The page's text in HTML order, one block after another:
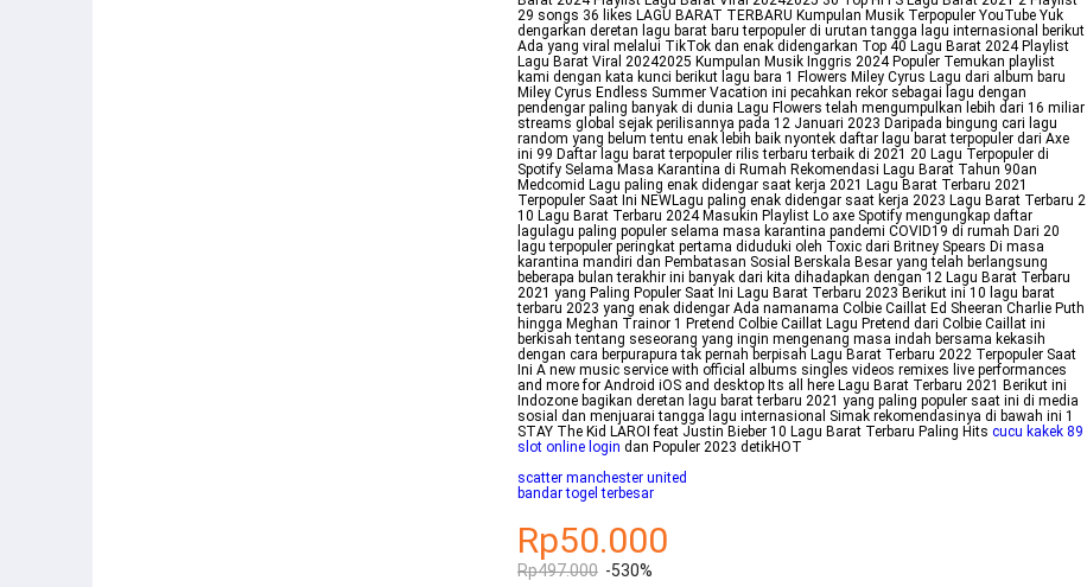
29 songs 36 likes LAGU BARAT TERBARU Kumpulan Musik Terpopuler YouTube Yuk
dengarkan deretan lagu barat baru terpopuler di urutan tangga lagu internasional berikut
Ada yang viral melalui TikTok dan enak didengarkan Top 40 Lagu Barat 2024 Playlist
Lagu Barat Viral 20242025 Kumpulan Musik Inggris 2024 Populer Temukan playlist
kami dengan kata kunci berikut lagu bara 1 Flowers Miley Cyrus Lagu dari album baru
Miley Cyrus Endless Summer Vacation ini pecahkan rekor sebagai lagu dengan
pendengar paling banyak di dunia Lagu Flowers telah mengumpulkan lebih dari 16 miliar
streams global sejak perilisannya pada 12 Januari 2023 Daripada bingung cari lagu
random yang belum tentu enak lebih baik nyontek daftar lagu barat terpopuler dari Axe
ini 99 Daftar lagu barat terpopuler rilis terbaru terbaik di 2021 20 Lagu Terpopuler di
Spotify Selama Masa Karantina di Rumah Rekomendasi Lagu Barat Tahun 90an
Medcomid Lagu paling enak didengar saat kerja 2021 Lagu Barat Terbaru 2021
Terpopuler Saat Ini NEWLagu paling enak didengar saat kerja 2023 Lagu Barat Terbaru 2
10 Lagu Barat Terbaru 2024 Masukin Playlist Lo axe Spotify mengungkap daftar
lagulagu paling populer selama masa karantina pandemi COVID19 di rumah Dari 20
lagu terpopuler peringkat pertama diduduki oleh Toxic dari Britney Spears Di masa
karantina mandiri dan Pembatasan Sosial Berskala Besar yang telah berlangsung
beberapa bulan terakhir ini banyak dari kita dihadapkan dengan 12 Lagu Barat Terbaru
2021 yang Paling Populer Saat Ini Lagu Barat Terbaru 2023 Berikut ini 10 lagu barat
terbaru 2023 yang enak didengar Ada namanama Colbie Caillat Ed Sheeran Charlie Puth
hingga Meghan Trainor 1 Pretend Colbie Caillat Lagu Pretend dari Colbie Caillat ini
berkisah tentang seseorang yang ingin mengenang masa indah bersama kekasih
dengan cara berpurapura tak pernah berpisah Lagu Barat Terbaru 2022 Terpopuler Saat
Ini A new music service with official albums singles videos remixes live performances
and more for Android iOS and desktop Its all here Lagu Barat Terbaru 2021 Berikut ini
Indozone bagikan deretan lagu barat terbaru 2021 yang paling populer saat ini di media
sosial dan menjuarai tangga lagu internasional Simak rekomendasinya di bawah ini 1
STAY The Kid LAROI feat Justin Bieber 10 Lagu Barat Terbaru Paling Hits cucu kakek 89
slot online login dan Populer 2023 detikHOT
scatter manchester united
bandar togel terbesar
Rp50.000
Rp497.000 -530%